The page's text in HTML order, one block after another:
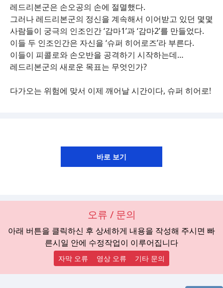
레드리본군은 손오공의 손에 절멸했다.
그러나 레드리본군의 정신을 계속해서 이어받고 있던 몇몇
사람들이 궁극의 인조인간 ‘감마1’과 ‘감마2’를 만들었다.
이들 두 인조인간은 자신을 ‘슈퍼 히어로즈’라 부른다.
이들이 피콜로와 손오반을 공격하기 시작하는데…
레드리본군의 새로운 목표는 무엇인가?
다가오는 위험에 맞서 이제 깨어날 시간이다, 슈퍼 히어로!
오류 / 문의
아래 버튼을 클릭하신 후 상세하게 내용을 작성해 주시면 빠
른시일 안에 수정작업이 이루어집니다
자막 오류 영상 오류 기타 문의